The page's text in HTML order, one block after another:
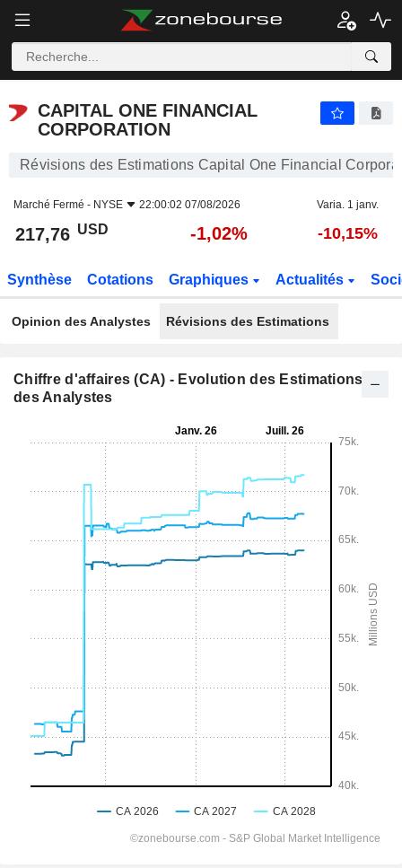
CAPITAL ONE FINANCIAL
CORPORATION
Révisions des Estimations Capital One Financial
Marché Fermé - NYSE 22:00:02 07/08/2026 Varia. 1 janv.
217,76 USD -1,02% -10,15%
Synthèse Cotations Graphiques Actualités
Opinion des Analystes Révisions des Estimations
Chiffre d'affaires (CA) - Evolution des Estimations
des Analystes